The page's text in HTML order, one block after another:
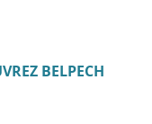
BELPECH